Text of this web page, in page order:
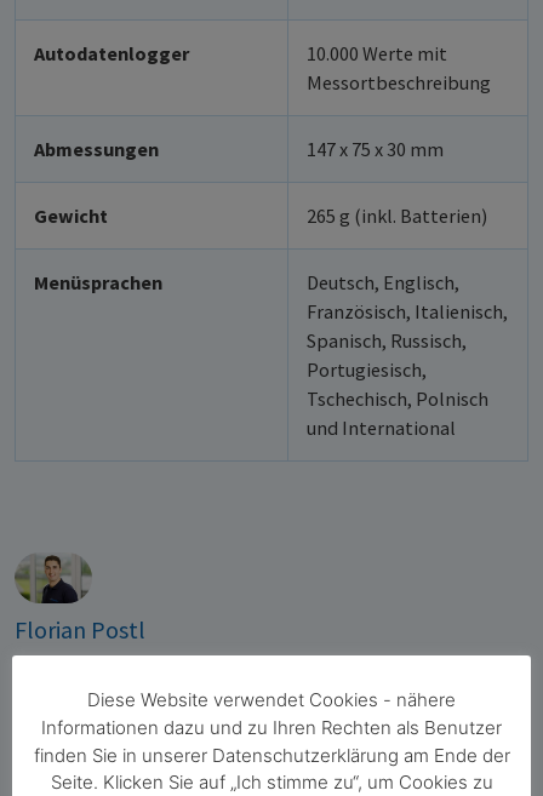
Autodatenlogger
10.000 Werte mit
Messortbeschreibung
Abmessungen 147 x 75 x 30 mm
Gewicht 265 g (inkl. Batterien)
Menüsprachen
Deutsch, Englisch,
Französisch, Italienisch,
Spanisch, Russisch,
Portugiesisch,
Tschechisch, Polnisch
und International
Florian Postl
Geschäftsleitung Vertriebswesen und
Produktmanagement
Haben Sie Fragen zu unseren Produkten? Ich berate Sie gerne
persönlich!
Diese Website verwendet Cookies - nähere
Informationen dazu und zu Ihren Rechten als Benutzer
finden Sie in unserer Datenschutzerklärung am Ende der
Seite. Klicken Sie auf „Ich stimme zu“, um Cookies zu